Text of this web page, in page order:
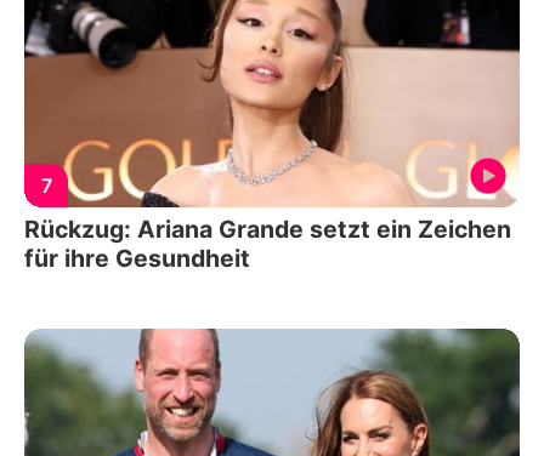
7
Rückzug: Ariana Grande setzt ein Zeichen
für ihre Gesundheit